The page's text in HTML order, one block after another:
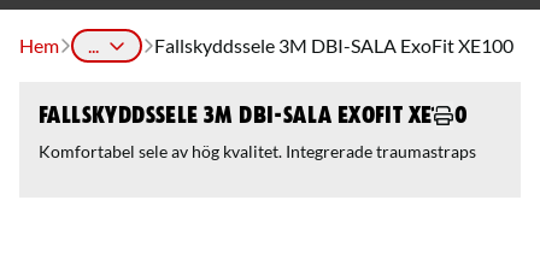
Hem ... Fallskyddssele 3M DBI-SALA ExoFit XE100
Fallskyddssele 3M DBI-SALA ExoFit XE100
Komfortabel sele av hög kvalitet. Integrerade traumastraps